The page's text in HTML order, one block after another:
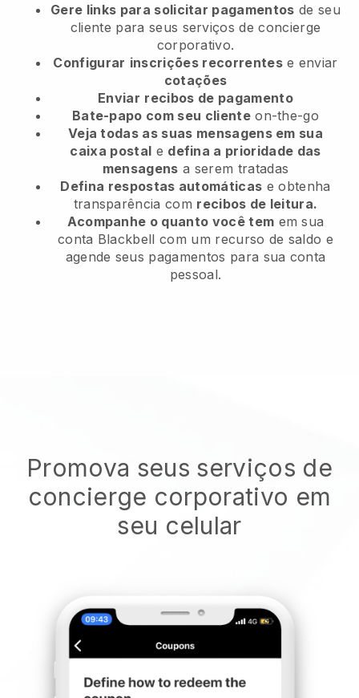
Gere links para solicitar pagamentos de seu
cliente para seus serviços de concierge
corporativo.
Configurar inscrições recorrentese enviar
cotações
Enviar recibos de pagamento
Bate-papo com seu clienteon-the-go
Veja todas as suas mensagens em sua
caixa postal e defina a prioridade das
mensagens a serem tratadas
Defina respostas automáticas e obtenha
transparência com recibos de leitura.
Acompanhe o quanto você tem em sua
conta Blackbell com um recurso de saldo e
agende seus pagamentos para sua conta
pessoal.
Promova seus serviços de
concierge corporativo em
seu celular